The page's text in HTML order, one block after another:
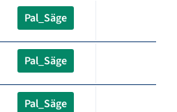
Pal_Säge
Pal_Säge
Pal_Säge